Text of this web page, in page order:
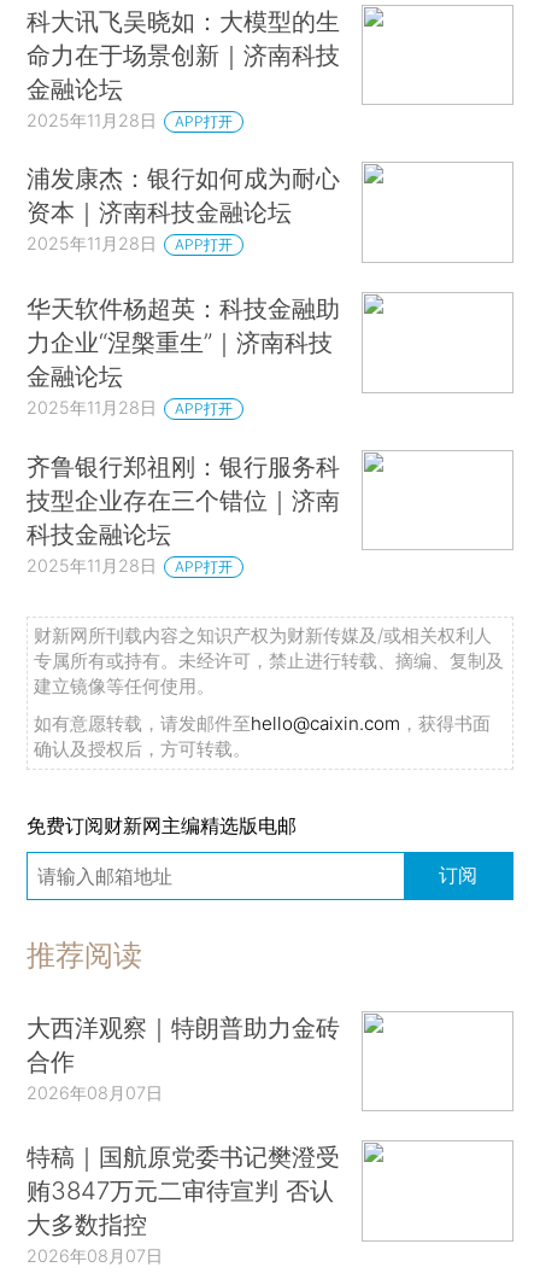
科大讯飞吴晓如：大模型的生
命力在于场景创新｜济南科技
金融论坛
2025年11月28日 APP打开
浦发康杰：银行如何成为耐心
资本｜济南科技金融论坛
2025年11月28日 APP打开
华天软件杨超英：科技金融助
力企业“涅槃重生”｜济南科技
金融论坛
2025年11月28日 APP打开
齐鲁银行郑祖刚：银行服务科
技型企业存在三个错位｜济南
科技金融论坛
2025年11月28日 APP打开
财新网所刊载内容之知识产权为财新传媒及/或相关权利人
专属所有或持有。未经许可，禁止进行转载、摘编、复制及
建立镜像等任何使用。
如有意愿转载，请发邮件至hello@caixin.com ，获得书面
确认及授权后，方可转载。
免费订阅财新网主编精选版电邮
订阅
推荐阅读
大西洋观察｜特朗普助力金砖
合作
2026年08月07日
特稿｜国航原党委书记樊澄受
贿3847万元二审待宣判 否认
大多数指控
2026年08月07日